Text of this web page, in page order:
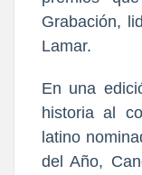
Grabación,
Lamar.
En una
historia al
latino
del Año,